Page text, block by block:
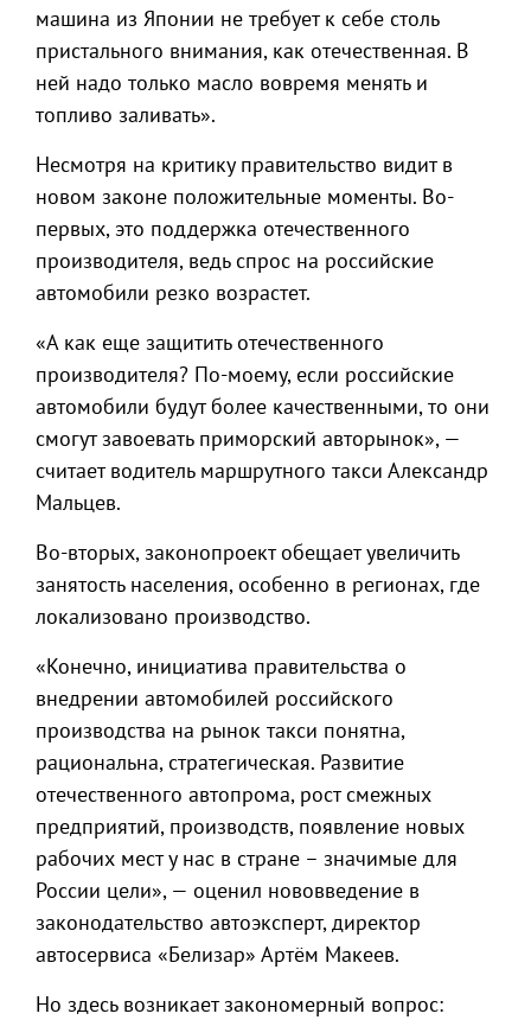
машина из Японии не требует к себе столь
пристального внимания, как отечественная. В
ней надо только масло вовремя менять и
топливо заливать».
Несмотря на критику правительство видит в
новом законе положительные моменты. Во-
первых, это поддержка отечественного
производителя, ведь спрос на российские
автомобили резко возрастет.
«А как еще защитить отечественного
производителя? По-моему, если российские
автомобили будут более качественными, то они
смогут завоевать приморский авторынок», —
считает водитель маршрутного такси Александр
Мальцев.
Во-вторых, законопроект обещает увеличить
занятость населения, особенно в регионах, где
локализовано производство.
«Конечно, инициатива правительства о
внедрении автомобилей российского
производства на рынок такси понятна,
рациональна, стратегическая. Развитие
отечественного автопрома, рост смежных
предприятий, производств, появление новых
рабочих мест у нас в стране – значимые для
России цели», — оценил нововведение в
законодательство автоэксперт, директор
автосервиса «Белизар» Артём Макеев.
Но здесь возникает закономерный вопрос: